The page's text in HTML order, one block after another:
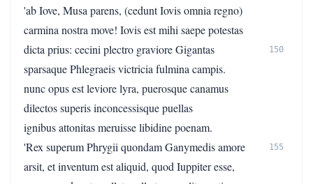
'ab Iove, Musa parens, (cedunt Iovis omnia regno)
carmina nostra move! Iovis est mihi saepe potestas
dicta prius: cecini plectro graviore Gigantas
150
sparsaque Phlegraeis victricia fulmina campis.
nunc opus est leviore lyra, puerosque canamus
dilectos superis inconcessisque puellas
ignibus attonitas meruisse libidine poenam.
'Rex superum Phrygii quondam Ganymedis amore
155
arsit, et inventum est aliquid, quod Iuppiter esse,